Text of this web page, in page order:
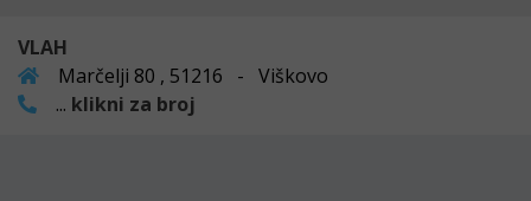
VLAH
Marčelji 80 , 51216 - Viškovo
... klikni za broj